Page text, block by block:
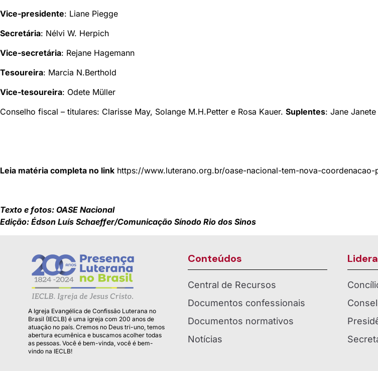
Vice-presidente: Liane Piegge
Secretária: Nélvi W. Herpich
Vice-secretária: Rejane Hagemann
Tesoureira: Marcia N.Berthold
Vice-tesoureira: Odete Müller
Conselho fiscal – titulares: Clarisse May, Solange M.H.Petter e Rosa Kauer. Suplentes: Jane
Leia matéria completa no link https://www.luterano.org.br/oase-nacional-tem-nova-
Texto e fotos: OASE Nacional
Edição: Édson Luís Schaeffer/Comunicação Sínodo Rio dos Sinos
A Igreja Evangélica de Confissão Luterana no
Brasil (IECLB) é uma igreja com 200 anos de
atuação no país. Cremos no Deus tri-uno, temos
abertura ecumênica e buscamos acolher todas
as pessoas. Você é bem-vinda, você é bem-
vindo na IECLB!
Conteúdos
Central de Recursos
Documentos confessionais
Documentos normativos
Notícias